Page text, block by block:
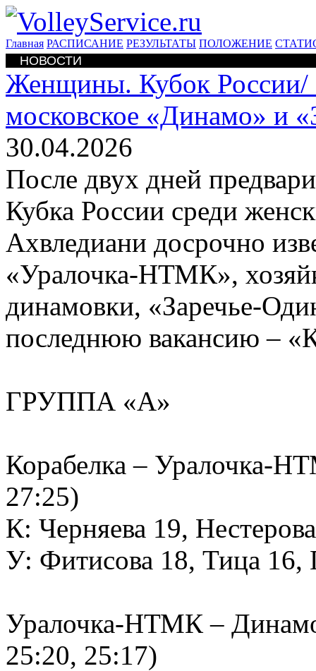
Главная РАСПИСАНИЕ РЕЗУЛЬТАТЫ ПОЛОЖЕНИЕ
НОВОСТИ
Женщины. Кубок России/
московское «Динамо» и
30.04.2026
После двух дней
Кубка России среди
Ахвледиани досрочно
«Уралочка-НТМК»,
динамовки, «Заречье-
последнюю вакансию –
ГРУППА «А»
Корабелка – Уралочка-
27:25)
К: Черняева 19,
У: Фитисова 18, Тица 16,
Уралочка-НТМК –
25:20, 25:17)